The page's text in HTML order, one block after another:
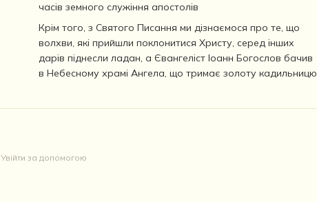
часів земного служіння апостолів
Крім того, з Святого Писання ми дізнаємося про те, що
волхви, які прийшли поклонитися Христу, серед інших
дарів піднесли ладан, а Євангеліст Іоанн Богослов бачив
в Небесному храмі Ангела, що тримає золоту кадильницю
Увійти за допомогою